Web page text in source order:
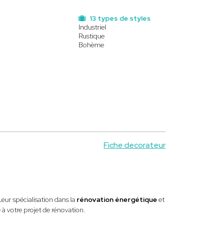
13 types de styles
Industriel
Rustique
Bohème
Fiche decorateur
spécialisation dans la rénovation énergétique et
votre projet de rénovation.